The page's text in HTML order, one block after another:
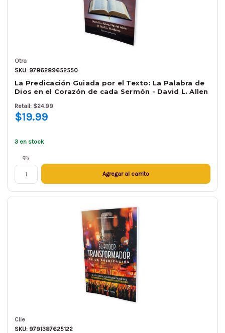
Otra
SKU: 9786289652550
La Predicación Guiada por el Texto: La Palabra de
Dios en el Corazón de cada Sermón - David L. Allen
Retail: $24.99
$19.99
3 en stock
Qty.
Agregar al carrito
Clie
SKU: 9791387625122